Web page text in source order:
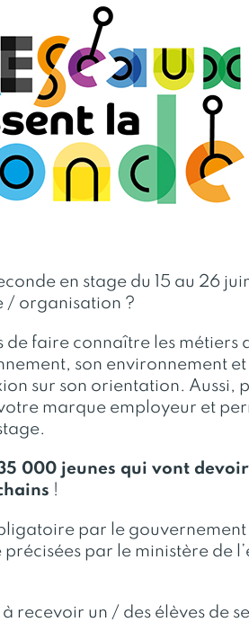
en stage du 15 au 26
/ organisation ?
de faire connaître les métiers
son environnement et
sur son orientation. Aussi,
marque employeur et
000 jeunes qui vont
!
par le gouvernement
par le ministère de
recevoir un / des élèves de